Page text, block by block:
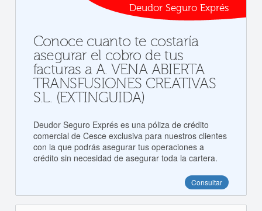
Deudor Seguro Exprés
Conoce cuanto te costaría
asegurar el cobro de tus
facturas a A. VENA ABIERTA
TRANSFUSIONES CREATIVAS
S.L. (EXTINGUIDA)
Deudor Seguro Exprés es una póliza de crédito
comercial de Cesce exclusiva para nuestros clientes
con la que podrás asegurar tus operaciones a
crédito sin necesidad de asegurar toda la cartera.
Consultar